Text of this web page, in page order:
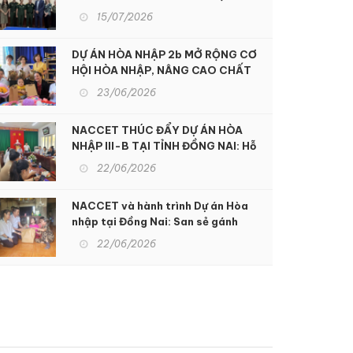
SINH KẾ BỀN VỮNG
31/05/2026
QUỐC PHÒNG HOA KỲ
15/07/2026
DỰ ÁN HÒA NHẬP 2b MỞ RỘNG CƠ
HỘI HÒA NHẬP, NÂNG CAO CHẤT
LƯỢNG SỐNG CHO NGƯỜI KHUYẾT
TẬT TẠI KON TUM
23/06/2026
NACCET THÚC ĐẨY DỰ ÁN HÒA
NHẬP III-B TẠI TỈNH ĐỒNG NAI: Hỗ
trợ sinh kế và nâng cao dịch vụ
phục hồi chức năng để hỗ trợ người
cam
22/06/2026
NACCET và hành trình Dự án Hòa
nhập tại Đồng Nai: San sẻ gánh
nặng nhọc nhằn, xoa dịu nỗi đau da
22/06/2026